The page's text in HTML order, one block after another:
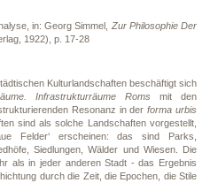
in: Georg Simmel, Zur Philosophie Der
1922), p. 17-28
Kulturlandschaften beschäftigt sich
Infrastrukturräume Roms mit den
Resonanz in derforma urbis
sind als solche Landschaften vorgestellt,
Felder‘ erscheinen: das sind Parks,
Siedlungen, Wälder und Wiesen. Die
als in jeder anderen Stadt - das Ergebnis
durch die Zeit, die Epochen, die Stile